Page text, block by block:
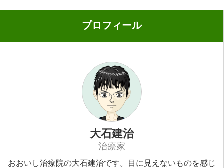
プロフィール
大石建治
治療家
おおいし治療院の大石建治です。目に見えないものを感じ